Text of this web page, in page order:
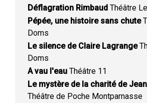
Déflagration Rimbaud Théâtre
Pépée, une histoire sans chute
Doms
Le silence de Claire Lagrange
Doms
A vau l'eau Théâtre 11
Le mystère de la charité de
Théâtre de Poche Montparnasse